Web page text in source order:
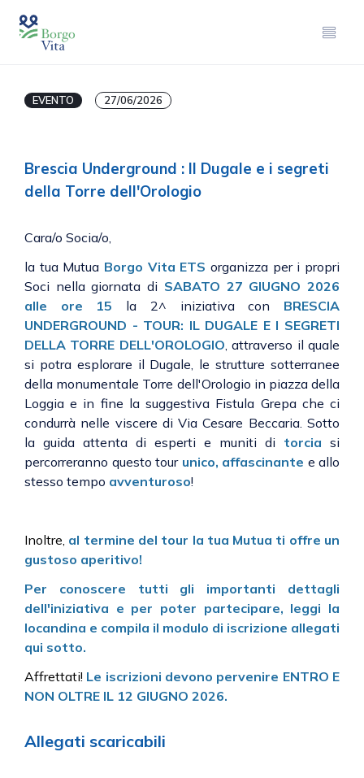
EVENTO 27/06/2026
Brescia Underground : Il Dugale e i segreti
della Torre dell'Orologio
Cara/o Socia/o,
la tua Mutua Borgo Vita ETS organizza per i propri
Soci nella giornata di SABATO 27 GIUGNO 2026
alle ore 15 la 2^ iniziativa con BRESCIA
UNDERGROUND - TOUR: IL DUGALE E I SEGRETI
DELLA TORRE DELL'OROLOGIO, attraverso il quale
si potra esplorare il Dugale, le strutture sotterranee
della monumentale Torre dell'Orologio in piazza della
Loggia e in fine la suggestiva Fistula Grepa che ci
condurrà nelle viscere di Via Cesare Beccaria. Sotto
la guida attenta di esperti e muniti di torcia si
percorreranno questo tour unico, affascinante e allo
stesso tempo avventuroso!
Inoltre, al termine del tour la tua Mutua ti offre un
gustoso aperitivo!
Per conoscere tutti gli importanti dettagli
dell'iniziativa e per poter partecipare, leggi la
locandina e compila il modulo di iscrizione allegati
qui sotto.
Affrettati! Le iscrizioni devono pervenire ENTRO E
NON OLTRE IL 12 GIUGNO 2026.
Allegati scaricabili